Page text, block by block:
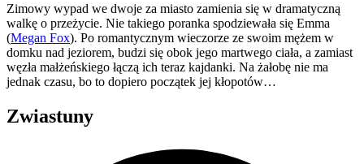
Zimowy wypad we dwoje za miasto zamienia się w dramatyczną
walkę o przeżycie. Nie takiego poranka spodziewała się Emma
(Megan Fox). Po romantycznym wieczorze ze swoim mężem w
domku nad jeziorem, budzi się obok jego martwego ciała, a zamiast
węzła małżeńskiego łączą ich teraz kajdanki. Na żałobę nie ma
jednak czasu, bo to dopiero początek jej kłopotów…
Zwiastuny